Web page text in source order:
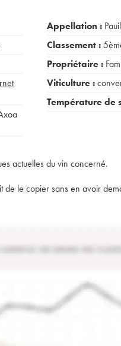
Appellation :
Classement :
Propriétaire :
Viticulture :
Température de
actuelles du vin concerné.
le copier sans en avoir